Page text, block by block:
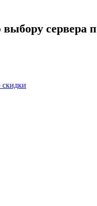
сервера
скидки